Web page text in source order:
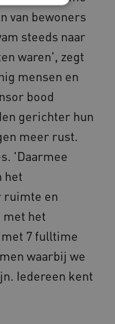
van bewoners
steeds naar
waren', zegt
mensen en
bood
gerichter hun
meer rust.
'Daarmee
het
ruimte en
het
7 fulltime
waarbij we
Iedereen kent
cookies
zorgen
inbreuk
www.waardigheidentrots.nl